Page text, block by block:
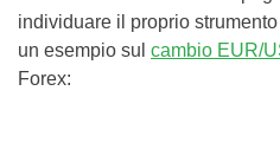
individuare il proprio
un esempio sul cambio EUR/
Forex: